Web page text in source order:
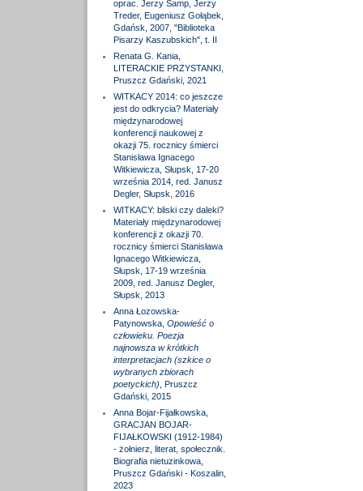
oprac. Jerzy Samp, Jerzy
Treder, Eugeniusz Gołąbek,
Gdańsk, 2007, "Biblioteka
Pisarzy Kaszubskich", t. II
Renata G. Kania,
LITERACKIE PRZYSTANKI,
Pruszcz Gdański, 2021
WITKACY 2014: co jeszcze
jest do odkrycia? Materiały
międzynarodowej
konferencji naukowej z
okazji 75. rocznicy śmierci
Stanisława Ignacego
Witkiewicza, Słupsk, 17-20
września 2014, red. Janusz
Degler, Słupsk, 2016
WITKACY: bliski czy daleki?
Materiały międzynarodowej
konferencji z okazji 70.
rocznicy śmierci Stanisława
Ignacego Witkiewicza,
Słupsk, 17-19 września
2009, red. Janusz Degler,
Słupsk, 2013
Anna Łozowska-
Patynowska, Opowieść o
człowieku. Poezja
najnowsza w krótkich
interpretacjach (szkice o
wybranych zbiorach
poetyckich) , Pruszcz
Gdański, 2015
Anna Bojar-Fijałkowska,
GRACJAN BOJAR-
FIJAŁKOWSKI (1912-1984)
- żołnierz, literat, społecznik.
Biografia nietuzinkowa,
Pruszcz Gdański - Koszalin,
2023